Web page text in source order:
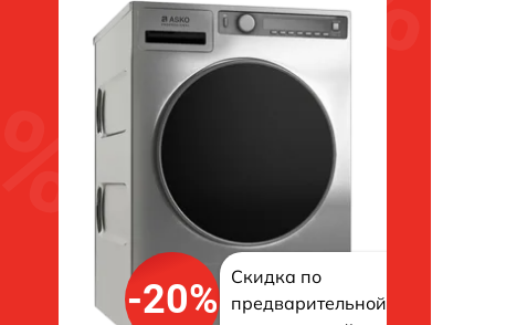
-20%
Скидка по
предварительной